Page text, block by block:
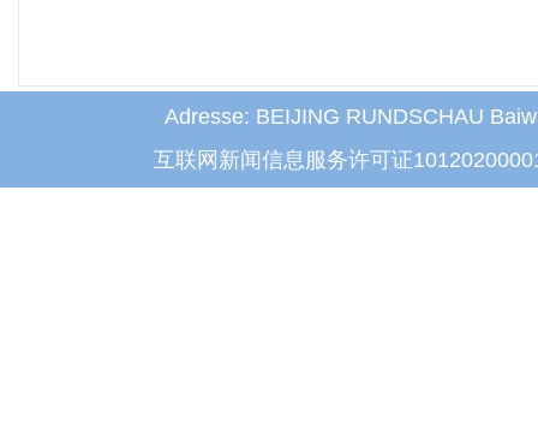
Adresse: BEIJING RUNDSCHAU
互联网新闻信息服务许可证